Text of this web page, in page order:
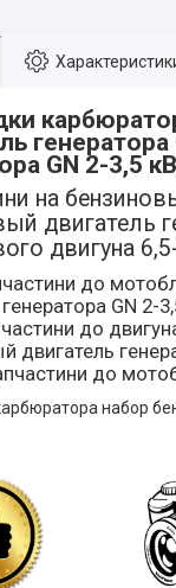
GN 2-3,5
на
двигатель
двигуна
до
GN 2-
до
двигатель
до
набор